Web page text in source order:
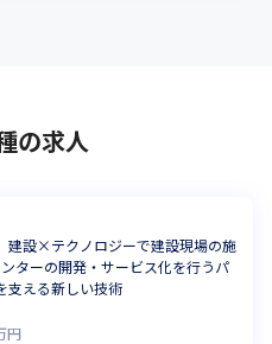
の求人
建設×テクノロジーで建設現場の施
ターの開発・サービス化を行うパ
支える新しい技術
円